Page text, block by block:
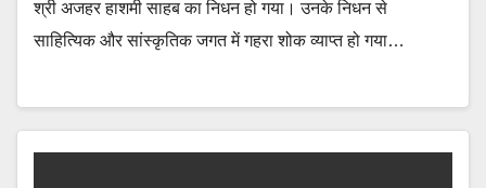
श्री अजहर हाशमी साहब का निधन हो गया। उनके निधन से
साहित्यिक और सांस्कृतिक जगत में गहरा शोक व्याप्त हो गया…